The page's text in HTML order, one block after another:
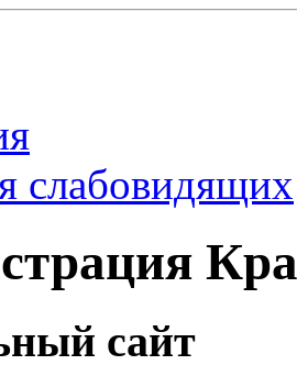
слабовидящих
сайт